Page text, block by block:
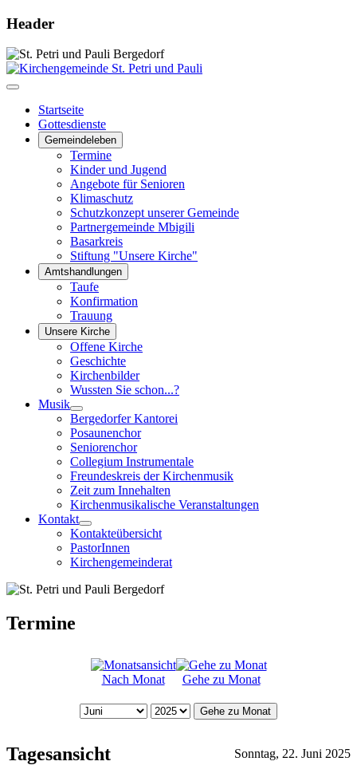
Header
Startseite
Gottesdienste
Gemeindeleben
Termine
Kinder und Jugend
Angebote für Senioren
Klimaschutz
Schutzkonzept unserer Gemeinde
Partnergemeinde Mbigili
Basarkreis
Stiftung "Unsere Kirche"
Amtshandlungen
Taufe
Konfirmation
Trauung
Unsere Kirche
Offene Kirche
Geschichte
Kirchenbilder
Wussten Sie schon...?
Musik
Bergedorfer Kantorei
Posaunenchor
Seniorenchor
Collegium Instrumentale
Freundeskreis der Kirchenmusik
Zeit zum Innehalten
Kirchenmusikalische Veranstaltungen
Kontakt
Kontakteübersicht
PastorInnen
Kirchengemeinderat
Termine
Nach Monat Gehe zu Monat
Gehe zu Monat
Tagesansicht Sonntag, 22. Juni 2025